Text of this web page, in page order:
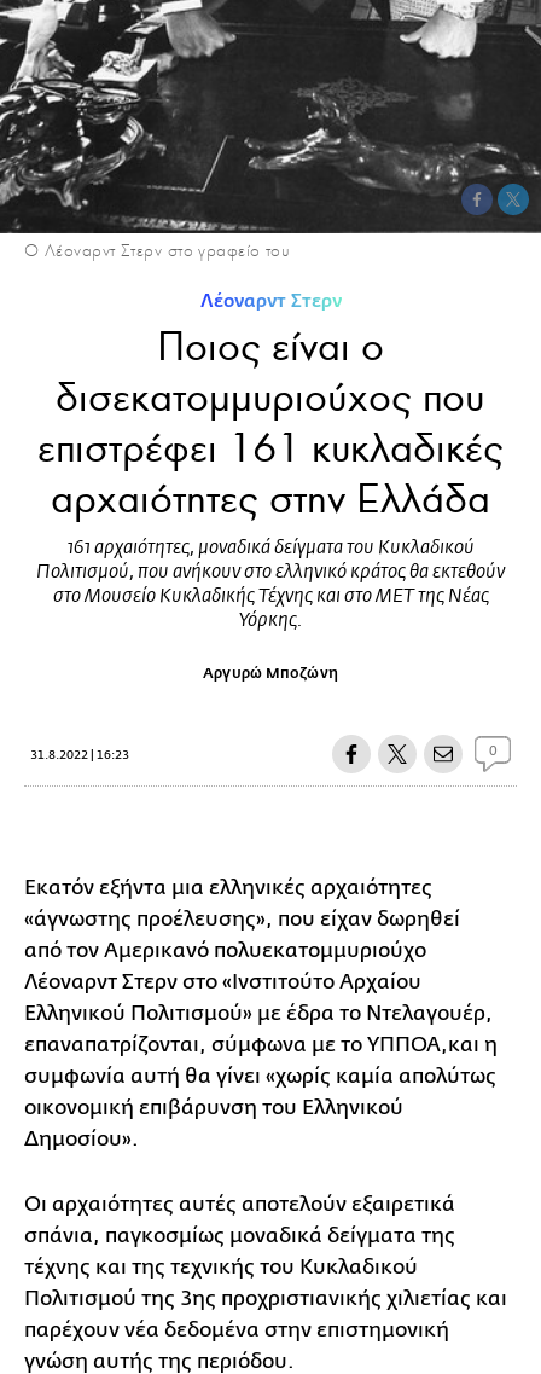
Ο Λέοναρντ Στερν στο γραφείο του
Λέοναρντ Στερν
Ποιος είναι ο
δισεκατομμυριούχος που
επιστρέφει 161 κυκλαδικές
αρχαιότητες στην Ελλάδα
161 αρχαιότητες, μοναδικά δείγματα του Κυκλαδικού
Πολιτισμού, που ανήκουν στο ελληνικό κράτος θα εκτεθούν
στο Μουσείο Κυκλαδικής Τέχνης και στο MET της Νέας
Υόρκης.
Αργυρώ Μποζώνη
31.8.2022 | 16:23 0
Εκατόν εξήντα μια ελληνικές αρχαιότητες
«άγνωστης προέλευσης», που είχαν δωρηθεί
από τον Αμερικανό πολυεκατομμυριούχο
Λέοναρντ Στερν στο «Ινστιτούτο Αρχαίου
Ελληνικού Πολιτισμού» με έδρα το Ντελαγουέρ,
επαναπατρίζονται, σύμφωνα με το ΥΠΠΟΑ,και η
συμφωνία αυτή θα γίνει «χωρίς καμία απολύτως
οικονομική επιβάρυνση του Ελληνικού
Δημοσίου».
Οι αρχαιότητες αυτές αποτελούν εξαιρετικά
σπάνια, παγκοσμίως μοναδικά δείγματα της
τέχνης και της τεχνικής του Κυκλαδικού
Πολιτισμού της 3ης προχριστιανικής χιλιετίας και
παρέχουν νέα δεδομένα στην επιστημονική
γνώση αυτής της περιόδου.